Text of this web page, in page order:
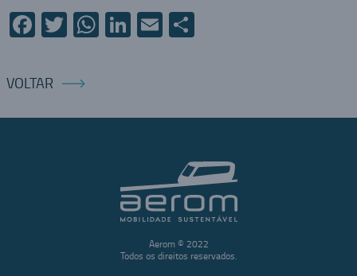
Facebook
Twitter
WhatsApp
LinkedIn
EmailCompartilhar
VOLTAR
Aerom © 2022
Todos os direitos reservados.